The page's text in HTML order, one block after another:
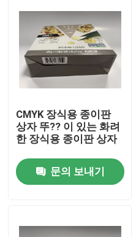
제품
비디오
우리 에 관한 것
공장 투어
품질 관리
저희와 연락
CMYK 장식용 종이판
상자 뚜?? 이 있는 화려
한 장식용 종이판 상자
문의 보내기